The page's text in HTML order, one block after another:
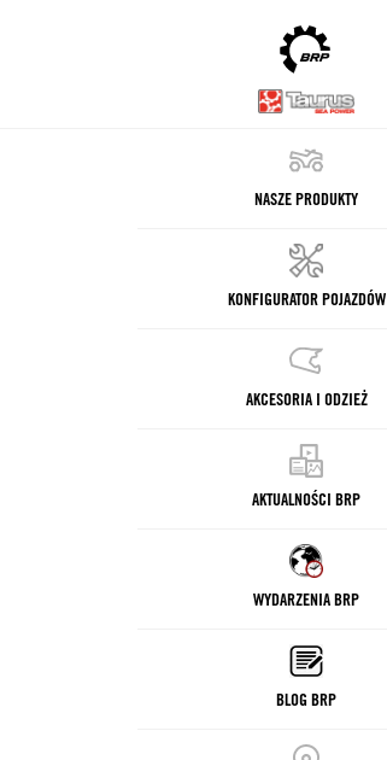
NASZE PRODUKTY
KONFIGURATOR POJAZDÓW
AKCESORIA I ODZIEŻ
AKTUALNOŚCI BRP
WYDARZENIA BRP
BLOG BRP